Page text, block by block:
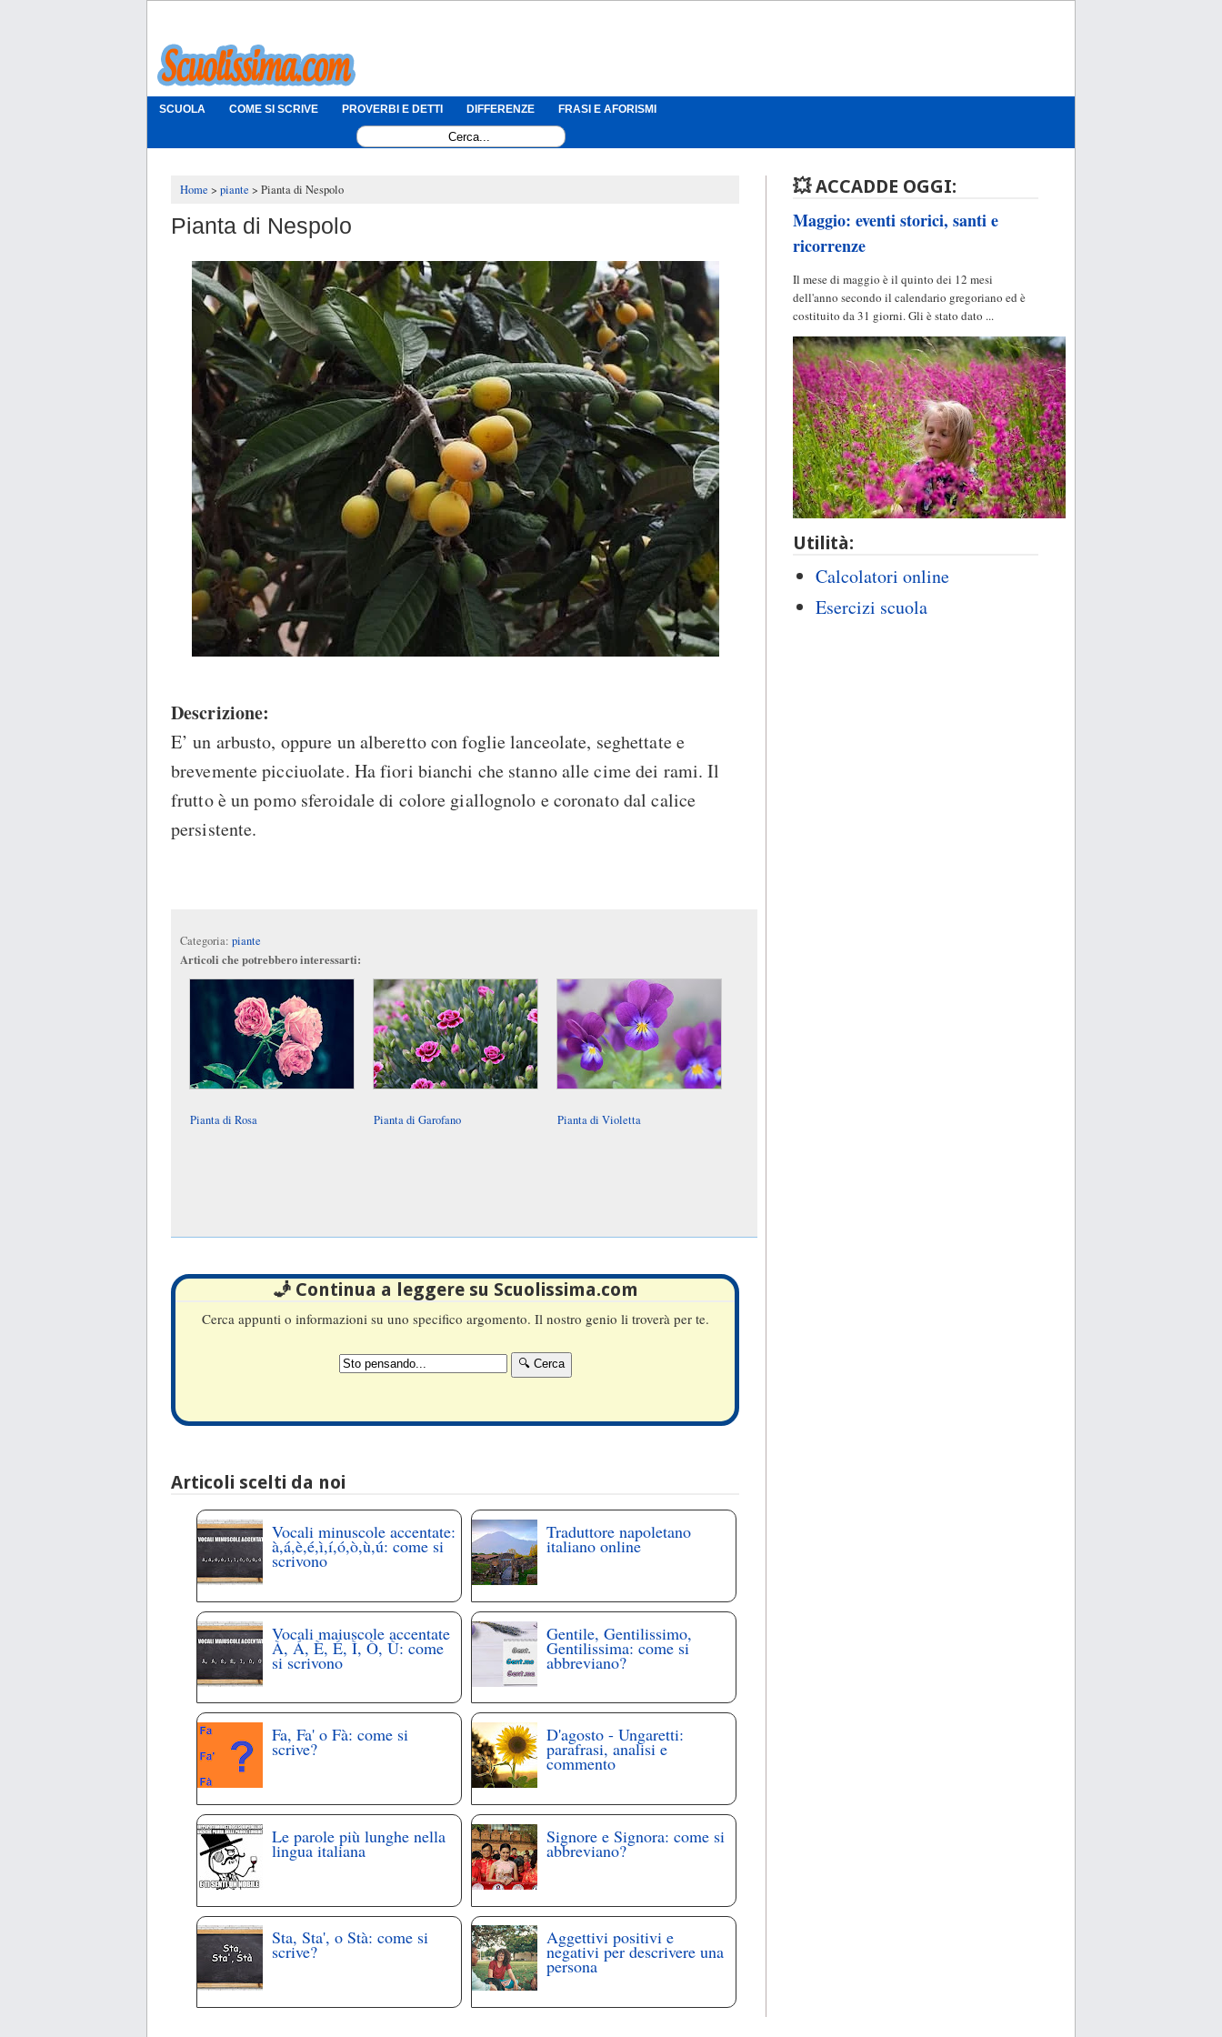
SCUOLA COME SI SCRIVE PROVERBI E DETTI DIFFERENZE FRASI E AFORISMI
Home piante Pianta di Nespolo
Pianta di Nespolo
Descrizione:
E’ un arbusto, oppure un alberetto con foglie lanceolate, seghettate e
brevemente picciuolate. Ha fiori bianchi che stanno alle cime dei rami. Il
frutto è un pomo sferoidale di colore giallognolo e coronato dal calice
persistente.
Categoria: piante
Articoli che potrebbero interessarti:
Pianta di Rosa Pianta di Garofano Pianta di Violetta
🧞 Continua a leggere su Scuolissima.com
Cerca appunti o informazioni su uno specifico argomento. Il nostro genio li troverà per te.
Articoli scelti da noi
Vocali minuscole accentate:
à,á,è,é,ì,í,ó,ò,ù,ú: come si
scrivono
Traduttore napoletano
italiano online
Vocali maiuscole accentate
À, Á, È, É, Ì, Ò, Ù: come
si scrivono
Gentile, Gentilissimo,
Gentilissima: come si
abbreviano?
Fa, Fa' o Fà: come si
scrive?
D'agosto - Ungaretti:
parafrasi, analisi e
commento
Le parole più lunghe nella
lingua italiana
Signore e Signora: come si
abbreviano?
Sta, Sta', o Stà: come si
scrive?
Aggettivi positivi e
negativi per descrivere una
persona
💥 ACCADDE OGGI:
Maggio: eventi storici, santi e
ricorrenze
Il mese di maggio è il quinto dei 12 mesi
dell'anno secondo il calendario gregoriano ed è
costituito da 31 giorni. Gli è stato dato ...
Utilità:
Calcolatori online
Esercizi scuola